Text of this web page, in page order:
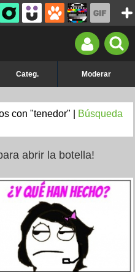
Categ. Moderar
con "tenedor" |
Búsqueda
abrir la botella!